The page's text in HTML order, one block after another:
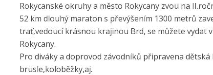
Rokycanské okruhy a město Rokycany zvou na
52 km dlouhý maraton s převýšením 1300 metrů
trať,vedoucí krásnou krajinou Brd, se můžete vydat
Rokycany.
Pro diváky a doprovod závodníků připravena
brusle,koloběžky,aj.